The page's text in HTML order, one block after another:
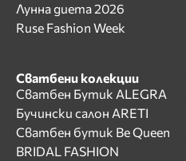
Лунна диета 2026
Ruse Fashion Week
Сватбени колекции
Сватбен Бутик ALEGRA
Бучински салон ARETI
Сватбен бутик Be Queen
BRIDAL FASHION